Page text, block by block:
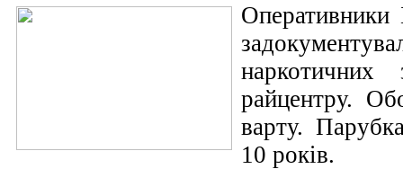
наркотичних
райцентру.
варту.
10 років.